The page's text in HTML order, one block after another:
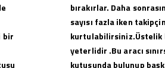
bir
bırakırlar. Daha
sayısı fazla iken
kurtulabilirsiniz.Üstelik
yeterlidir .Bu aracı
kutusunda bulunup